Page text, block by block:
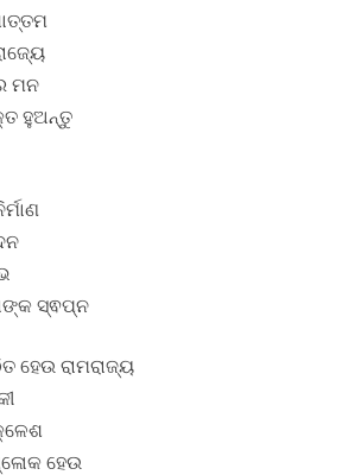
ମନ
ହୁଅନ୍ତୁ
ସ୍ଵପ୍ନ
ହେଉ ରାମରାଜ୍ୟ
ହେଉ